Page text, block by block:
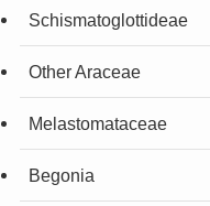
Schismatoglottideae
Other Araceae
Melastomataceae
Begonia